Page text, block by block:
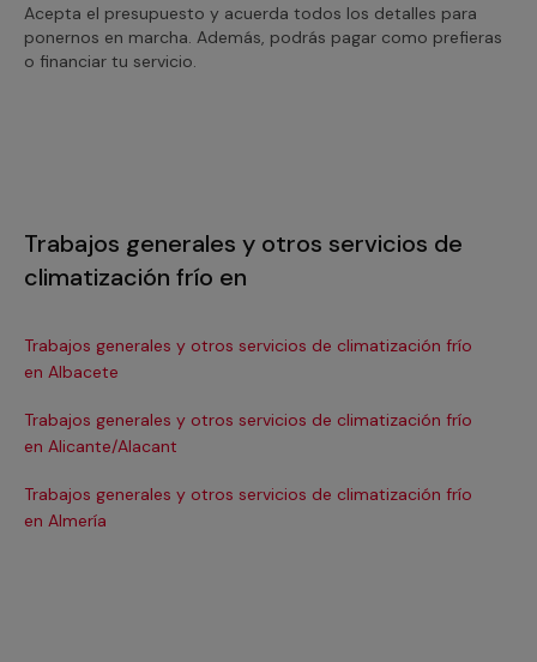
Acepta el presupuesto y acuerda todos los detalles para
ponernos en marcha. Además, podrás pagar como prefieras
o financiar tu servicio.
Trabajos generales y otros servicios de
climatización frío en
Trabajos generales y otros servicios de climatización frío
en Albacete
Trabajos generales y otros servicios de climatización frío
en Alicante/Alacant
Trabajos generales y otros servicios de climatización frío
en Almería